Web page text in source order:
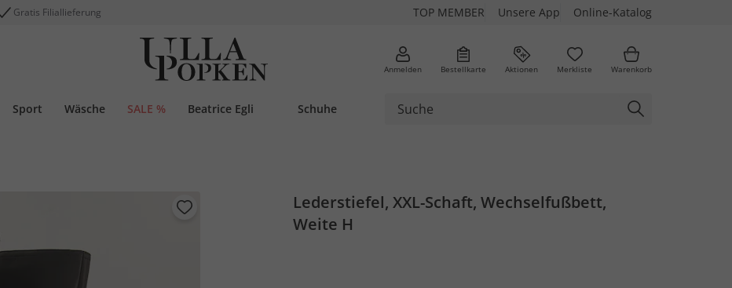
Gratis Filiallieferung TOP MEMBER Unsere App Online-Katalog
Anmelden Bestellkarte Aktionen Merkliste Warenkorb
Sport Wäsche SALE % Beatrice Egli Schuhe
Lederstiefel, XXL-Schaft, Wechselfußbett,
Weite H